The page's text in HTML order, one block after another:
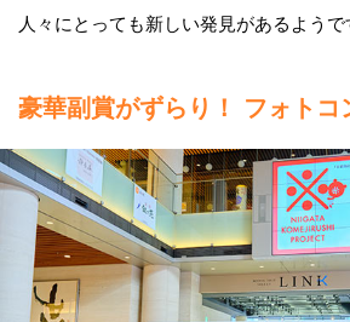
人々にとっても新しい発見があるようで
豪華副賞がずらり！ フォトコ